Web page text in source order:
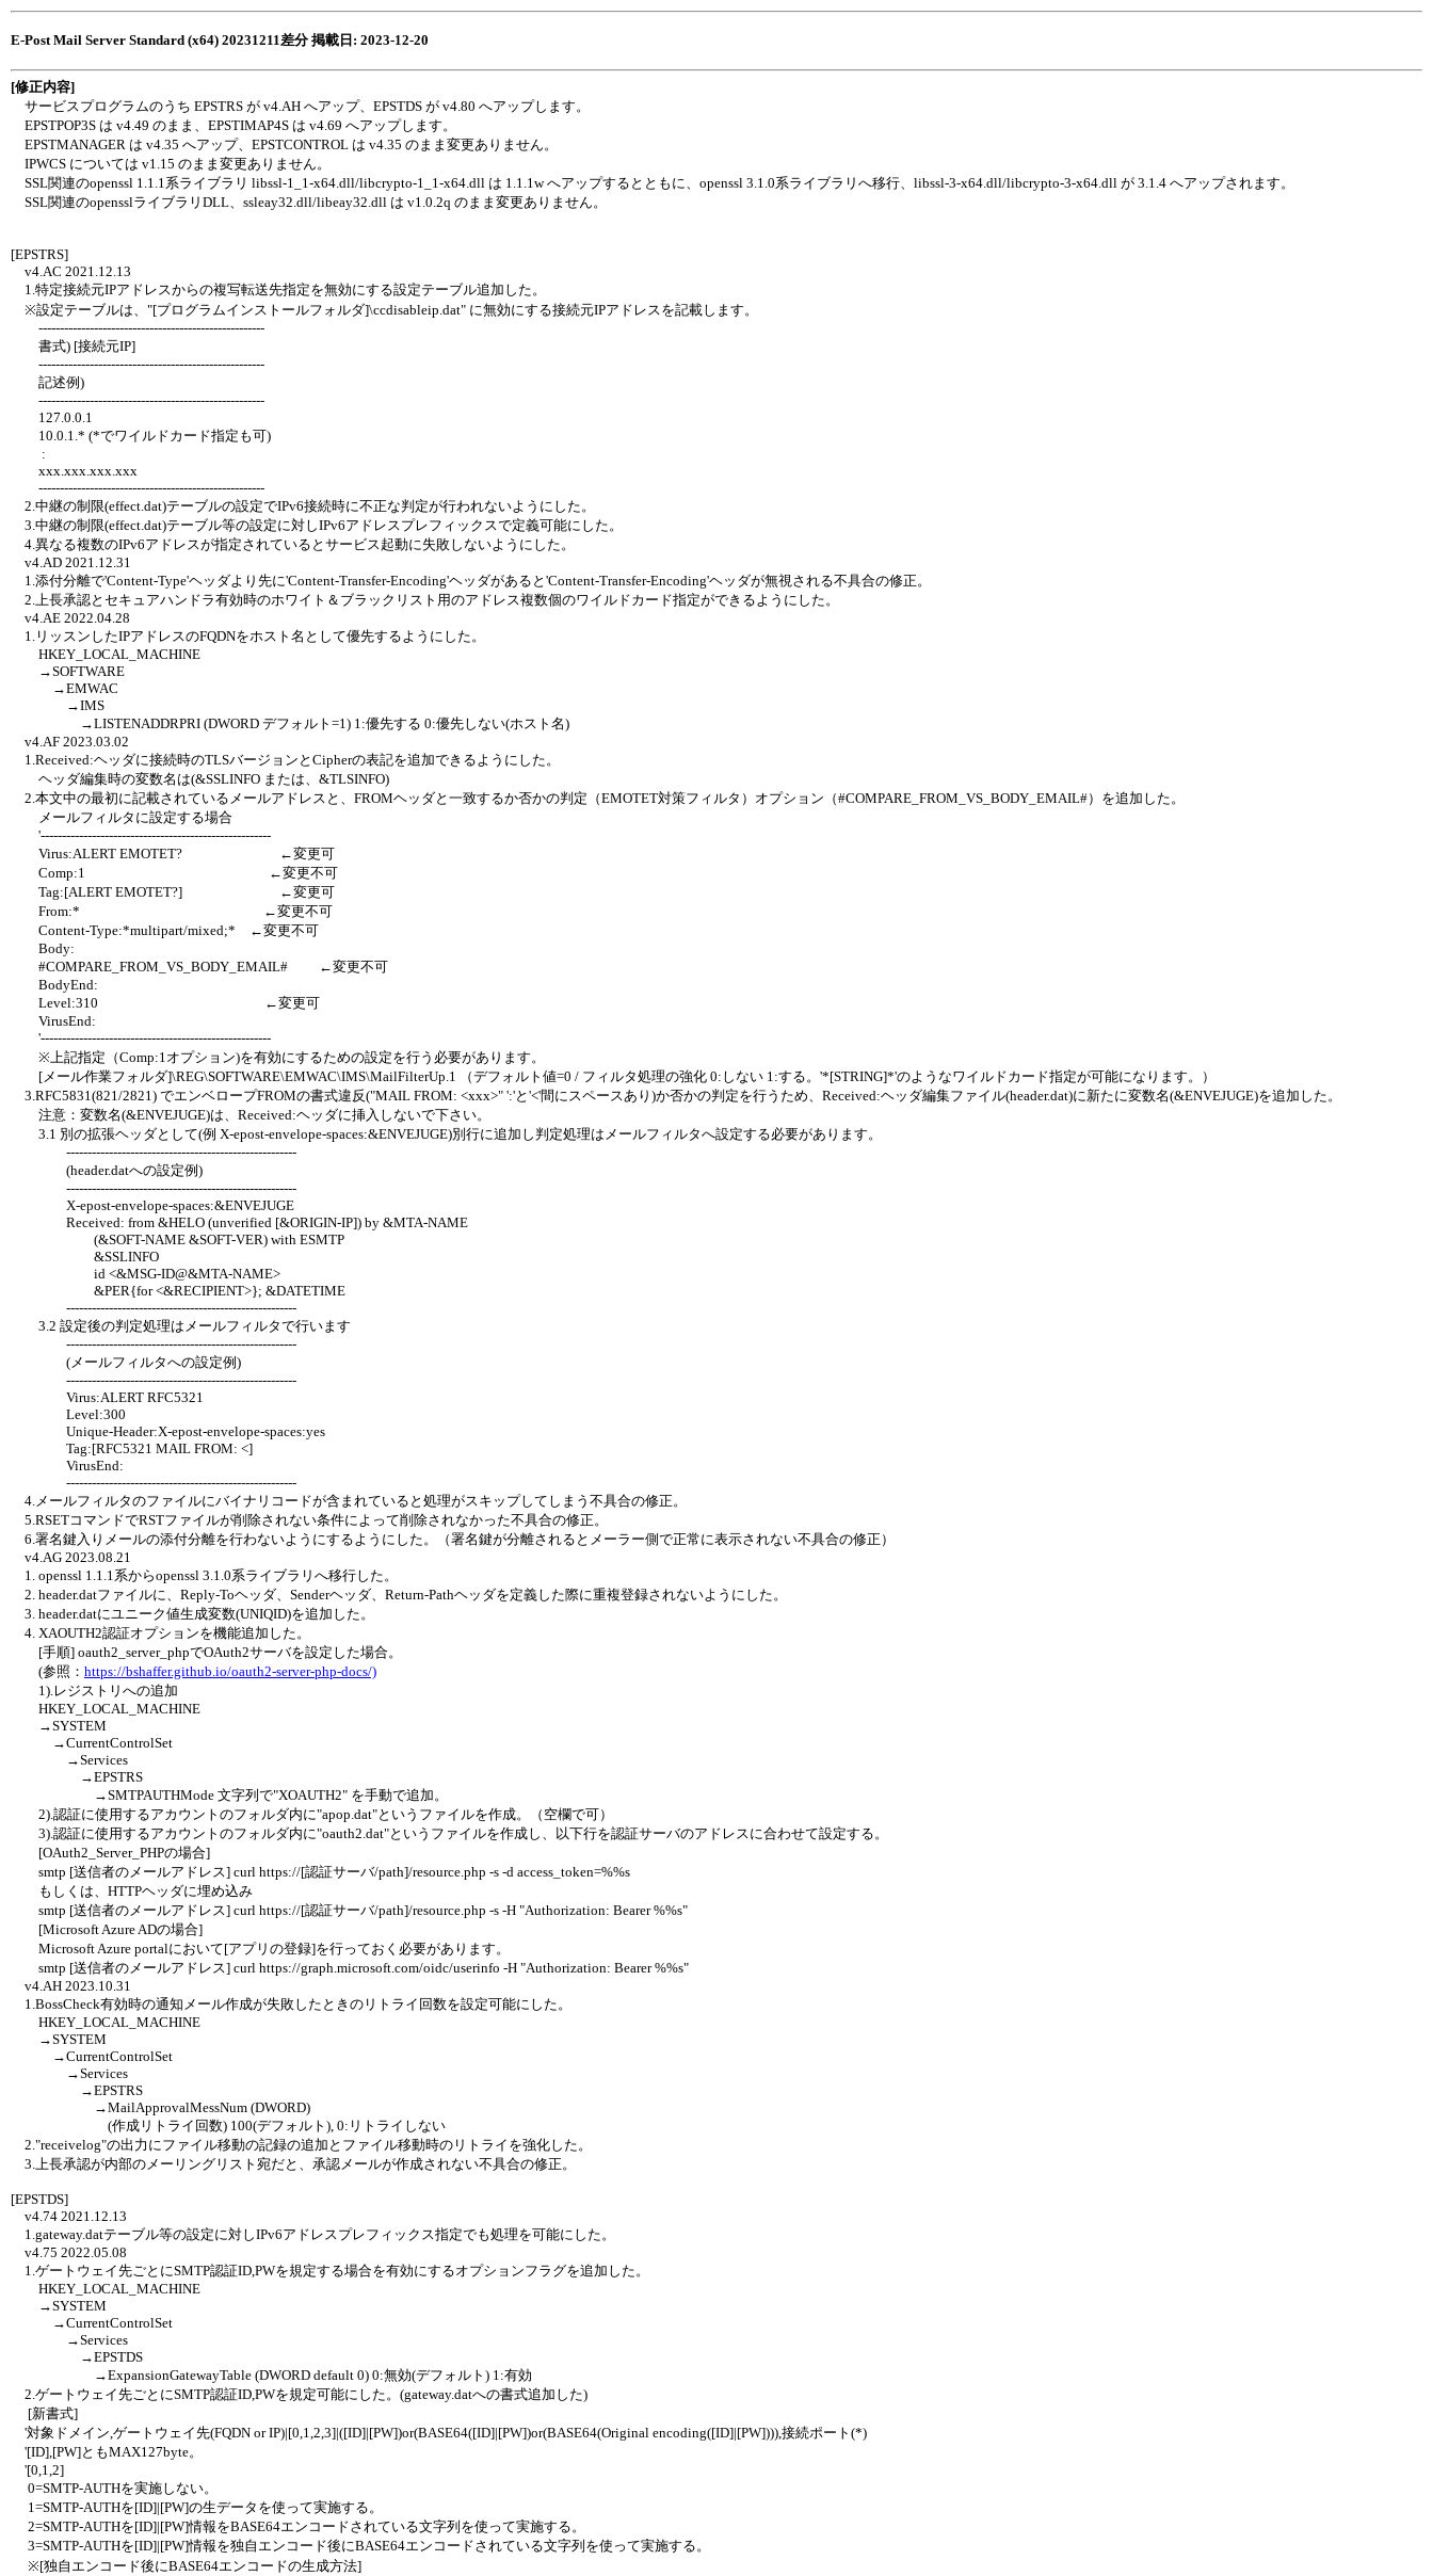
E-Post Mail Server Standard (x64) 20231211差分 掲載日: 2023-12-20
[修正内容]
サービスプログラムのうち EPSTRS が v4.AH へアップ、EPSTDS が v4.80 へアップします。
EPSTPOP3S は v4.49 のまま、EPSTIMAP4S は v4.69 へアップします。
EPSTMANAGER は v4.35 へアップ、EPSTCONTROL は v4.35 のまま変更ありません。
IPWCS については v1.15 のまま変更ありません。
SSL関連のopenssl 1.1.1系ライブラリ libssl-1_1-x64.dll/libcrypto-1_1-x64.dll は 1.1.1w へアップするとともに、openssl 3.1.0系ライブラリへ移行、libssl-3-x64.dll/libcrypto-3-x64.dll が 3.1.4 へアップされます。
SSL関連のopensslライブラリDLL、ssleay32.dll/libeay32.dll は v1.0.2q のまま変更ありません。
[EPSTRS]
v4.AC 2021.12.13
1.特定接続元IPアドレスからの複写転送先指定を無効にする設定テーブル追加した。
※設定テーブルは、"[プログラムインストールフォルダ]\ccdisableip.dat" に無効にする接続元IPアドレスを記載します。
-----------------------------------------------------
書式) [接続元IP]
-----------------------------------------------------
記述例)
-----------------------------------------------------
127.0.0.1
10.0.1.* (*でワイルドカード指定も可)
:
xxx.xxx.xxx.xxx
-----------------------------------------------------
2.中継の制限(effect.dat)テーブルの設定でIPv6接続時に不正な判定が行われないようにした。
3.中継の制限(effect.dat)テーブル等の設定に対しIPv6アドレスプレフィックスで定義可能にした。
4.異なる複数のIPv6アドレスが指定されているとサービス起動に失敗しないようにした。
v4.AD 2021.12.31
1.添付分離で'Content-Type'ヘッダより先に'Content-Transfer-Encoding'ヘッダがあると'Content-Transfer-Encoding'ヘッダが無視される不具合の修正。
2.上長承認とセキュアハンドラ有効時のホワイト＆ブラックリスト用のアドレス複数個のワイルドカード指定ができるようにした。
v4.AE 2022.04.28
1.リッスンしたIPアドレスのFQDNをホスト名として優先するようにした。
HKEY_LOCAL_MACHINE
→SOFTWARE
→EMWAC
→IMS
→LISTENADDRPRI (DWORD デフォルト=1) 1:優先する 0:優先しない(ホスト名)
v4.AF 2023.03.02
1.Received:ヘッダに接続時のTLSバージョンとCipherの表記を追加できるようにした。
ヘッダ編集時の変数名は(&SSLINFO または、&TLSINFO)
2.本文中の最初に記載されているメールアドレスと、FROMヘッダと一致するか否かの判定（EMOTET対策フィルタ）オプション（#COMPARE_FROM_VS_BODY_EMAIL#）を追加した。
メールフィルタに設定する場合
'------------------------------------------------------
Virus:ALERT EMOTET? ←変更可
Comp:1 ←変更不可
Tag:[ALERT EMOTET?] ←変更可
From:* ←変更不可
Content-Type:*multipart/mixed;* ←変更不可
Body:
#COMPARE_FROM_VS_BODY_EMAIL# ←変更不可
BodyEnd:
Level:310 ←変更可
VirusEnd:
'------------------------------------------------------
※上記指定（Comp:1オプション)を有効にするための設定を行う必要があります。
[メール作業フォルダ]\REG\SOFTWARE\EMWAC\IMS\MailFilterUp.1 （デフォルト値=0 / フィルタ処理の強化 0:しない 1:する。'*[STRING]*'のようなワイルドカード指定が可能になります。）
3.RFC5831(821/2821) でエンベロープFROMの書式違反("MAIL FROM: <xxx>" ':'と'<'間にスペースあり)か否かの判定を行うため、Received:ヘッダ編集ファイル(header.dat)に新たに変数名(&ENVEJUGE)を追加した。
注意：変数名(&ENVEJUGE)は、Received:ヘッダに挿入しないで下さい。
3.1 別の拡張ヘッダとして(例 X-epost-envelope-spaces:&ENVEJUGE)別行に追加し判定処理はメールフィルタへ設定する必要があります。
------------------------------------------------------
(header.datへの設定例)
------------------------------------------------------
X-epost-envelope-spaces:&ENVEJUGE
Received: from &HELO (unverified [&ORIGIN-IP]) by &MTA-NAME
(&SOFT-NAME &SOFT-VER) with ESMTP
&SSLINFO
id <&MSG-ID@&MTA-NAME>
&PER{for <&RECIPIENT>}; &DATETIME
------------------------------------------------------
3.2 設定後の判定処理はメールフィルタで行います
------------------------------------------------------
(メールフィルタへの設定例)
------------------------------------------------------
Virus:ALERT RFC5321
Level:300
Unique-Header:X-epost-envelope-spaces:yes
Tag:[RFC5321 MAIL FROM: <]
VirusEnd:
------------------------------------------------------
4.メールフィルタのファイルにバイナリコードが含まれていると処理がスキップしてしまう不具合の修正。
5.RSETコマンドでRSTファイルが削除されない条件によって削除されなかった不具合の修正。
6.署名鍵入りメールの添付分離を行わないようにするようにした。（署名鍵が分離されるとメーラー側で正常に表示されない不具合の修正）
v4.AG 2023.08.21
1. openssl 1.1.1系からopenssl 3.1.0系ライブラリへ移行した。
2. header.datファイルに、Reply-Toヘッダ、Senderヘッダ、Return-Pathヘッダを定義した際に重複登録されないようにした。
3. header.datにユニーク値生成変数(UNIQID)を追加した。
4. XAOUTH2認証オプションを機能追加した。
[手順] oauth2_server_phpでOAuth2サーバを設定した場合。
(参照： https://bshaffer.github.io/oauth2-server-php-docs/)
1).レジストリへの追加
HKEY_LOCAL_MACHINE
→SYSTEM
→CurrentControlSet
→Services
→EPSTRS
→SMTPAUTHMode 文字列で"XOAUTH2" を手動で追加。
2).認証に使用するアカウントのフォルダ内に"apop.dat"というファイルを作成。（空欄で可）
3).認証に使用するアカウントのフォルダ内に"oauth2.dat"というファイルを作成し、以下行を認証サーバのアドレスに合わせて設定する。
[OAuth2_Server_PHPの場合]
smtp [送信者のメールアドレス] curl https://[認証サーバ/path]/resource.php -s -d access_token=%%s
もしくは、HTTPヘッダに埋め込み
smtp [送信者のメールアドレス] curl https://[認証サーバ/path]/resource.php -s -H "Authorization: Bearer %%s"
[Microsoft Azure ADの場合]
Microsoft Azure portalにおいて[アプリの登録]を行っておく必要があります。
smtp [送信者のメールアドレス] curl https://graph.microsoft.com/oidc/userinfo -H "Authorization: Bearer %%s"
v4.AH 2023.10.31
1.BossCheck有効時の通知メール作成が失敗したときのリトライ回数を設定可能にした。
HKEY_LOCAL_MACHINE
→SYSTEM
→CurrentControlSet
→Services
→EPSTRS
→MailApprovalMessNum (DWORD)
(作成リトライ回数) 100(デフォルト), 0:リトライしない
2."receivelog"の出力にファイル移動の記録の追加とファイル移動時のリトライを強化した。
3.上長承認が内部のメーリングリスト宛だと、承認メールが作成されない不具合の修正。
[EPSTDS]
v4.74 2021.12.13
1.gateway.datテーブル等の設定に対しIPv6アドレスプレフィックス指定でも処理を可能にした。
v4.75 2022.05.08
1.ゲートウェイ先ごとにSMTP認証ID,PWを規定する場合を有効にするオプションフラグを追加した。
HKEY_LOCAL_MACHINE
→SYSTEM
→CurrentControlSet
→Services
→EPSTDS
→ExpansionGatewayTable (DWORD default 0) 0:無効(デフォルト) 1:有効
2.ゲートウェイ先ごとにSMTP認証ID,PWを規定可能にした。(gateway.datへの書式追加した)
[新書式]
'対象ドメイン,ゲートウェイ先(FQDN or IP)|[0,1,2,3]|([ID]|[PW])or(BASE64([ID]|[PW])or(BASE64(Original encoding([ID]|[PW]))),接続ポート(*)
'[ID],[PW]ともMAX127byte。
'[0,1,2]
0=SMTP-AUTHを実施しない。
1=SMTP-AUTHを[ID]|[PW]の生データを使って実施する。
2=SMTP-AUTHを[ID]|[PW]情報をBASE64エンコードされている文字列を使って実施する。
3=SMTP-AUTHを[ID]|[PW]情報を独自エンコード後にBASE64エンコードされている文字列を使って実施する。
※[独自エンコード後にBASE64エンコードの生成方法]